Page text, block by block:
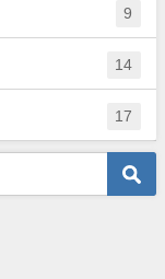
9
14
17